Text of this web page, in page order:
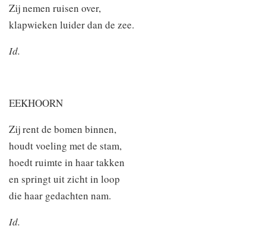
Zij nemen ruisen over,
klapwieken luider dan de zee.
Id.
EEKHOORN
Zij rent de bomen binnen,
houdt voeling met de stam,
hoedt ruimte in haar takken
en springt uit zicht in loop
die haar gedachten nam.
Id.